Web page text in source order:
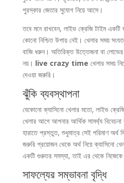
পুরস্কার জেতার সুযোগ নিয়ে আসে।
তবে মনে রাখবেন, লাইভ ক্রেজি টাইম একটি
কোনো নিশ্চিত উপায় নেই। খেলার সময়
বাজি ধরুন। অতিরিক্ত উত্তেজনা বা
নয়। live crazy time খেলার সময়
দেওয়া জরুরি।
ঝুঁকি ব্যবস্থাপনা
যেকোনো ক্যাসিনো খেলার মতো, লাইভ
খেলার আগে আপনার আর্থিক সামর্থ্য
হারাতে প্রস্তুত, শুধুমাত্র সেই পরিমাণ অর্থ
জরুরি প্রয়োজন থেকে অর্থ নিয়ে ক্যাসিনো
একটি গুরুতর সমস্যা, তাই এর থেকে নিজেকে
সাফল্যের সম্ভাবনা বৃদ্ধি